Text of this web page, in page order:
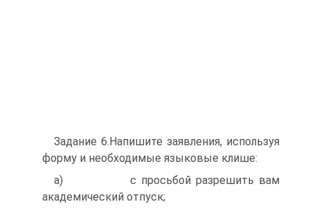
Задание 6.Напишите заявления, используя
форму и необходимые языковые клише:
а) с просьбой разрешить вам
академический отпуск;